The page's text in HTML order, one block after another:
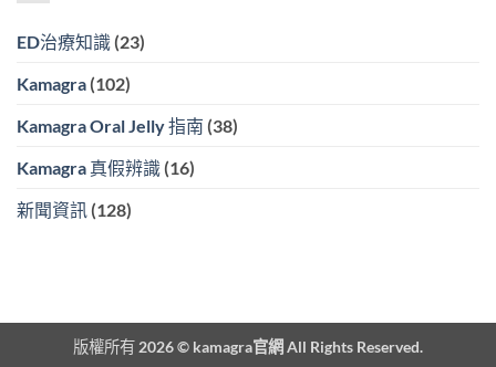
ED治療知識 (23)
Kamagra (102)
Kamagra Oral Jelly 指南 (38)
Kamagra 真假辨識 (16)
新聞資訊 (128)
版權所有 2026 © kamagra官網 All Rights Reserved.